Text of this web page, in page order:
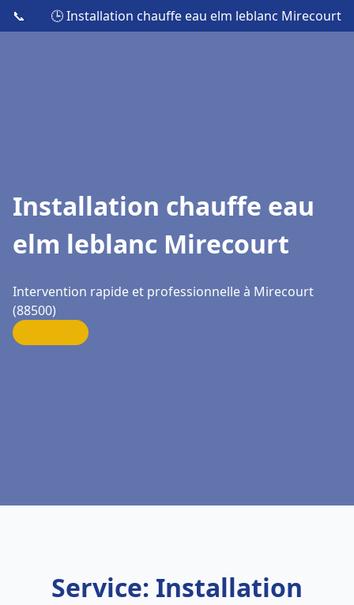
📞 🕒 Installation chauffe eau elm leblanc Mirecourt
Installation chauffe eau
elm leblanc Mirecourt
Intervention rapide et professionnelle à Mirecourt
(88500)
Service: Installation